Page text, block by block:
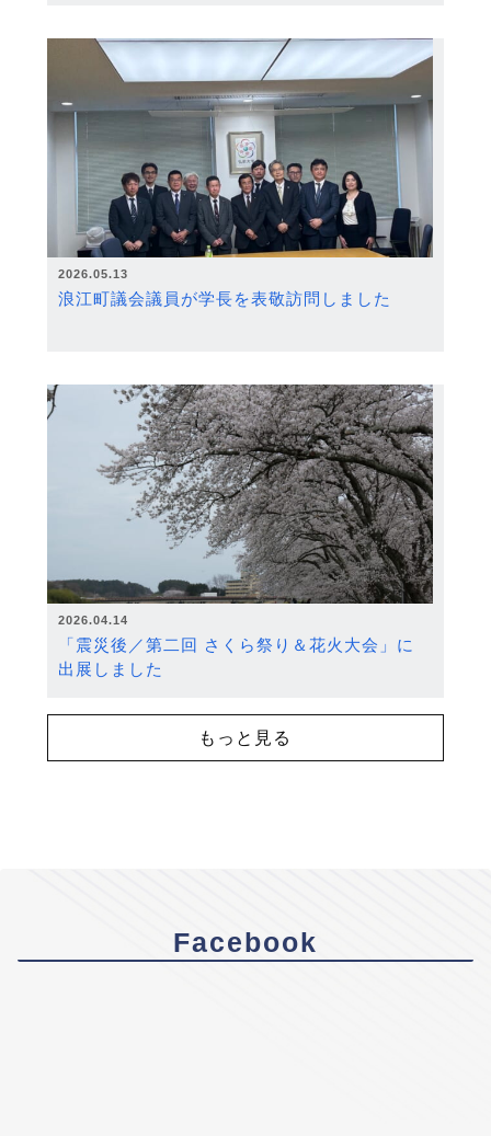
2026.05.13
浪江町議会議員が学長を表敬訪問しました
2026.04.14
「震災後／第二回 さくら祭り＆花火大会」に
出展しました
もっと見る
Facebook